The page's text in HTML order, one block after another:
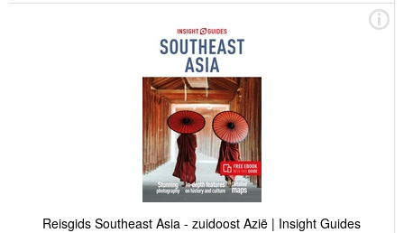
Reisgids Southeast Asia - zuidoost Azië | Insight Guides